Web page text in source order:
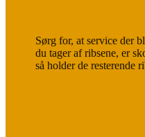
Sørg for, at service der
du tager af ribsene, er
så holder de resterende